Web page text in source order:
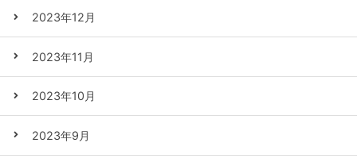
2023年12月
2023年11月
2023年10月
2023年9月